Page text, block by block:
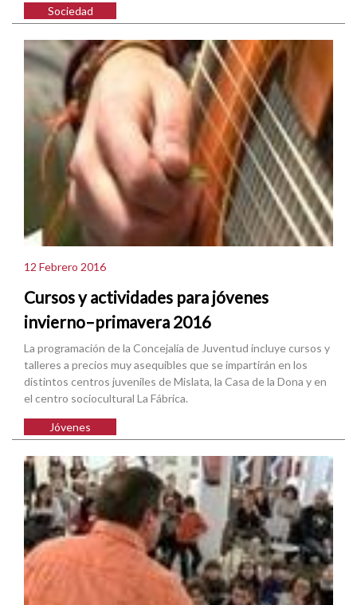
Sociedad
12 Febrero 2016
Cursos y actividades para jóvenes
invierno–primavera 2016
La programación de la Concejalía de Juventud incluye cursos y
talleres a precios muy asequibles que se impartirán en los
distintos centros juveniles de Mislata, la Casa de la Dona y en
el centro sociocultural La Fábrica.
Jóvenes